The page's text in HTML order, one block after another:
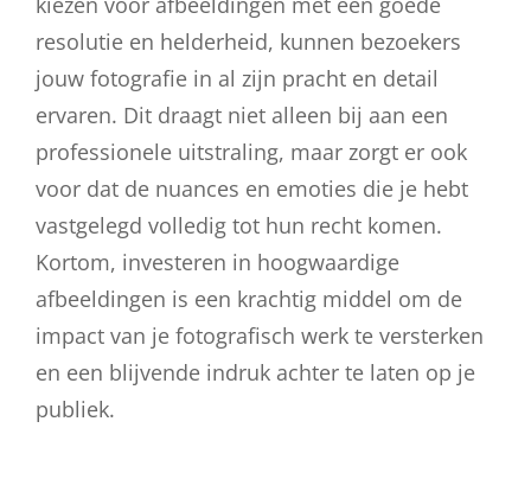
resolutie en helderheid, kunnen bezoekers
jouw fotografie in al zijn pracht en detail
ervaren. Dit draagt niet alleen bij aan een
professionele uitstraling, maar zorgt er ook
voor dat de nuances en emoties die je hebt
vastgelegd volledig tot hun recht komen.
Kortom, investeren in hoogwaardige
afbeeldingen is een krachtig middel om de
impact van je fotografisch werk te versterken
en een blijvende indruk achter te laten op je
publiek.